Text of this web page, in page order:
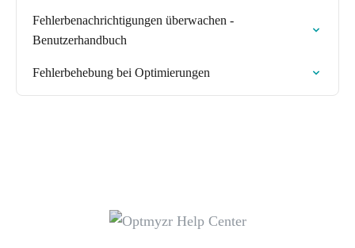
Fehlerbenachrichtigungen überwachen -
Benutzerhandbuch
Fehlerbehebung bei Optimierungen